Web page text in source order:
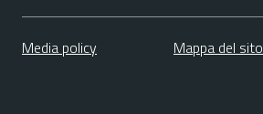
Media policy Mappa del sito